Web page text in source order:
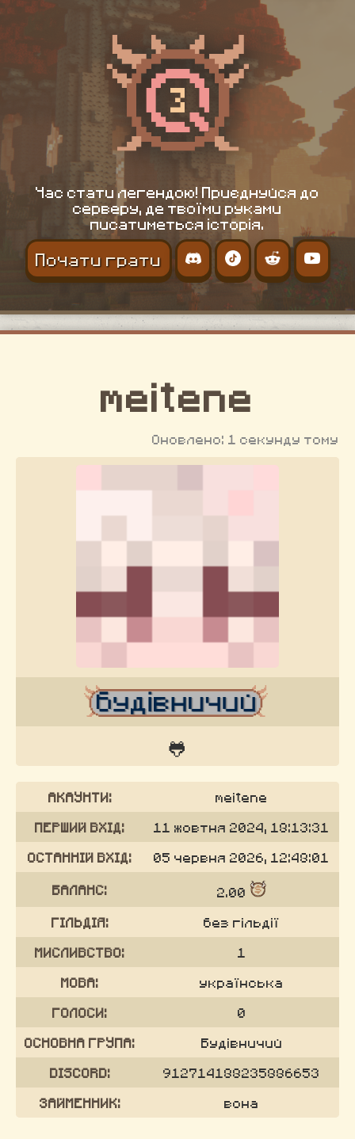
Час стати легендою! Приєднуйся до
серверу, де твоїми руками
писатиметься історія.
Почати грати
meitene
Оновлено: 1 секунду тому
🐸
АКАУНТИ: meitene
ПЕРШИЙ ВХІД: 11 жовтня 2024, 18:13:31
ОСТАННІЙ ВХІД: 05 червня 2026, 12:48:01
БАЛАНС: 2.00
ГІЛЬДІЯ: без гільдії
МИСЛИВСТВО: 1
МОВА: українська
ГОЛОСИ: 0
ОСНОВНА ГРУПА: Будівничий
DISCORD: 912714188235886653
ЗАЙМЕННИК: вона